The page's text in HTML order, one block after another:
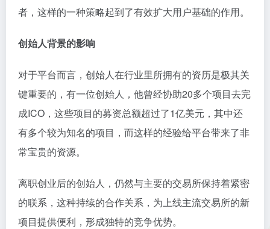
者，这样的一种策略起到了有效扩大用户基础的作用。
创始人背景的影响
对于平台而言，创始人在行业里所拥有的资历是极其关
键重要的，有一位创始人，他曾经协助20多个项目去完
成ICO，这些项目的募资总额超过了1亿美元，其中还
有多个较为知名的项目，而这样的经验给平台带来了非
常宝贵的资源。
离职创业后的创始人，仍然与主要的交易所保持着紧密
的联系，这种持续的合作关系，为上线主流交易所的新
项目提供便利，形成独特的竞争优势。